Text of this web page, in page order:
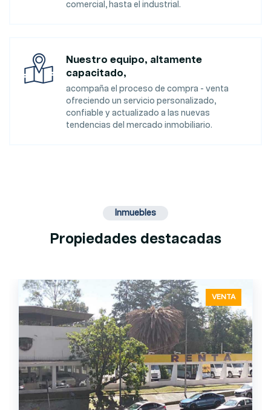
comercial, hasta el industrial.
Nuestro equipo, altamente
capacitado,
acompaña el proceso de compra - venta
ofreciendo un servicio personalizado,
confiable y actualizado a las nuevas
tendencias del mercado inmobiliario.
Inmuebles
Propiedades destacadas
VENTA